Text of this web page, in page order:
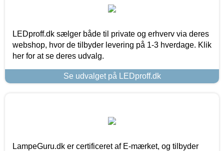
LEDproff.dk sælger både til private og erhverv via deres
webshop, hvor de tilbyder levering på 1-3 hverdage. Klik
her for at se deres udvalg.
Se udvalget på LEDproff.dk
LampeGuru.dk er certificeret af E-mærket, og tilbyder